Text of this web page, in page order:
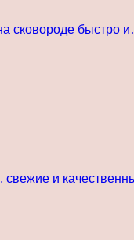
сковороде быстро
свежие и